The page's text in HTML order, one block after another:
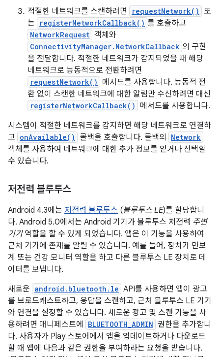
적절한 네트워크를 스캔하려면 requestNetwork()
또
는
registerNetworkCallback() 를 호출하고
NetworkRequest 객체와
ConnectivityManager.NetworkCallback 의 구현
을 전달합니다. 적절한 네트워크가 감지되었을 때 해당
네트워크로 능동적으로 전환하려면
requestNetwork()
메서드를 사용합니다. 능동적 전
환 없이 스캔한 네트워크에 대한 알림만 수신하려면 대신
registerNetworkCallback()
메서드를 사용합니다.
시스템이 적절한 네트워크를 감지하면 해당 네트워크로 연결하
고 onAvailable() 콜백을 호출합니다. 콜백의 Network
객체를 사용하여 네트워크에 대한 추가 정보를 얻거나 선택할
수 있습니다.
저전력 블루투스
Android 4.3에는 저전력 블루투스 (블루투스 LE)를 할당합니
다. Android 5.0에서는 Android 기기가 블루투스 저전력 주변
기기역할을 할 수 있게 되었습니다. 앱은 이 기능을 사용하여
근처 기기에 존재를 알릴 수 있습니다. 예를 들어, 장치가 만보
계 또는 건강 모니터 역할을 하고 다른 블루투스 LE 장치로 데
이터를 보냅니다.
새로운 android.bluetooth.le API를 사용하면 앱이 광고
를 브로드캐스트하고, 응답을 스캔하고, 근처 블루투스 LE 기기
와 연결을 설정할 수 있습니다. 새로운 광고 및 스캔 기능을 사
용하려면 매니페스트에
BLUETOOTH_ADMIN 권한을 추가합니
다. 사용자가 Play 스토어에서 앱을 업데이트하거나 다운로드
할 때 앱에 다음과 같은 권한을 부여하라는 요청을 받습니다.